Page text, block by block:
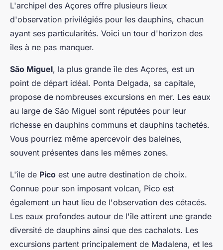
L'archipel des Açores offre plusieurs lieux
d'observation privilégiés pour les dauphins, chacun
ayant ses particularités. Voici un tour d'horizon des
îles à ne pas manquer.
São Miguel, la plus grande île des Açores, est un
point de départ idéal. Ponta Delgada, sa capitale,
propose de nombreuses excursions en mer. Les eaux
au large de São Miguel sont réputées pour leur
richesse en dauphins communs et dauphins tachetés.
Vous pourriez même apercevoir des baleines,
souvent présentes dans les mêmes zones.
L'île de Pico est une autre destination de choix.
Connue pour son imposant volcan, Pico est
également un haut lieu de l'observation des cétacés.
Les eaux profondes autour de l'île attirent une grande
diversité de dauphins ainsi que des cachalots. Les
excursions partent principalement de Madalena, et les